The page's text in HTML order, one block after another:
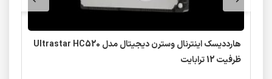
هارددیسک اینترنال وسترن دیجیتال مدل Ultrastar HC520
ظرفیت 12 ترابایت